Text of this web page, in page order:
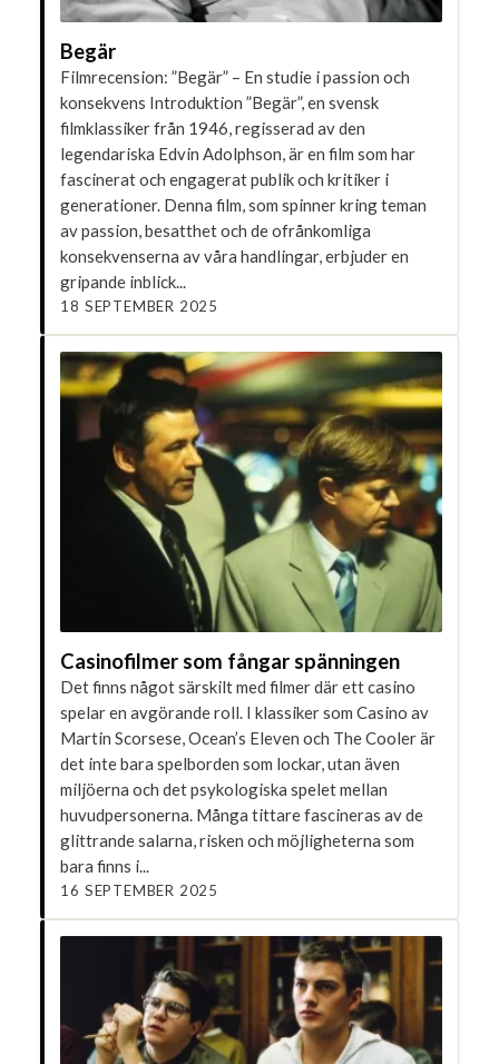
Begär
Filmrecension: ”Begär” – En studie i passion och
konsekvens Introduktion ”Begär”, en svensk
filmklassiker från 1946, regisserad av den
legendariska Edvin Adolphson, är en film som har
fascinerat och engagerat publik och kritiker i
generationer. Denna film, som spinner kring teman
av passion, besatthet och de ofrånkomliga
konsekvenserna av våra handlingar, erbjuder en
gripande inblick...
18 SEPTEMBER 2025
Casinofilmer som fångar spänningen
Det finns något särskilt med filmer där ett casino
spelar en avgörande roll. I klassiker som Casino av
Martin Scorsese, Ocean’s Eleven och The Cooler är
det inte bara spelborden som lockar, utan även
miljöerna och det psykologiska spelet mellan
huvudpersonerna. Många tittare fascineras av de
glittrande salarna, risken och möjligheterna som
bara finns i...
16 SEPTEMBER 2025